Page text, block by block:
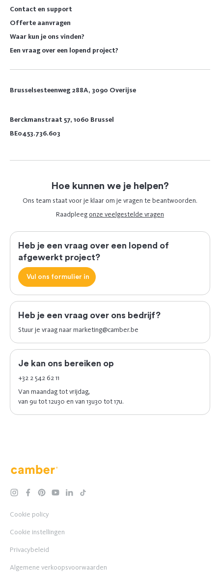
Contact en support
Offerte aanvragen
Waar kun je ons vinden?
Een vraag over een lopend project?
Brusselsesteenweg 288A, 3090 Overijse
Berckmanstraat 57, 1060 Brussel
BE0453.736.603
Hoe kunnen we je helpen?
Ons team staat voor je klaar om je vragen te beantwoorden.
Raadpleegonze veelgestelde vragen
Heb je een vraag over een lopend of
afgewerkt project?
Vul ons formulier in
Heb je een vraag over ons bedrijf?
Stuur je vraag naarmarketing@camber.be
Je kan ons bereiken op
+32 2 542 62 11
Van maandag tot vrijdag,
van 9u tot 12u30 en van 13u30 tot 17u.
Camber
instagramfacebookpinterestyoutubelinkedintiktok
Cookie policy
Cookie instellingen
Privacybeleid
Algemene verkoopsvoorwaarden